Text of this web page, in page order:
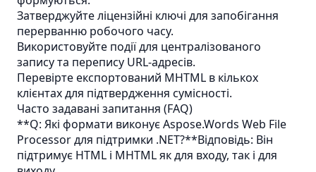
Затверджуйте ліцензійні ключі для запобігання
перерванню робочого часу.
Використовуйте події для централізованого
запису та перепису URL-адресів.
Перевірте експортований MHTML в кількох
клієнтах для підтвердження сумісності.
Часто задавані запитання (FAQ)
**Q: Які формати виконує Aspose.Words Web File
Processor для підтримки .NET?**Відповідь: Він
підтримує HTML і MHTML як для входу, так і для